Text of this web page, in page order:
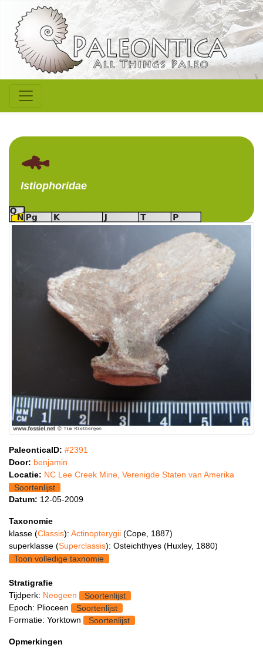
Istiophoridae
PaleonticaID: #2391
Door: benjamin
Locatie: NC Lee Creek Mine, Verenigde Staten van Amerika
Soortenlijst
Datum: 12-05-2009
Taxonomie
klasse (Classis): Actinopterygii (Cope, 1887)
superklasse (Superclassis): Osteichthyes (Huxley, 1880)
Toon volledige taxnomie
Stratigrafie
Tijdperk: Neogeen
Soortenlijst
Epoch: Plioceen
Soortenlijst
Formatie: Yorktown
Soortenlijst
Opmerkingen